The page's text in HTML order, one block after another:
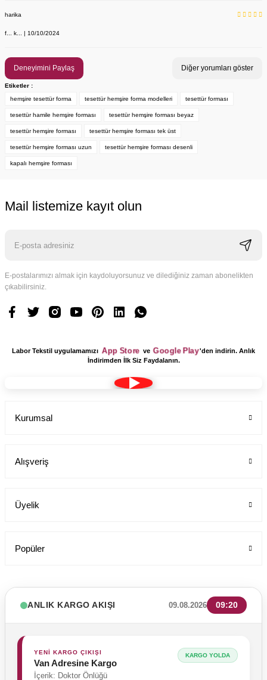
Labor Medikal Tekstil
199,00 TL
harika
f... k... | 10/10/2024
Deneyimini Paylaş Diğer yorumları göster
Etiketler :
hemşire tesettür forma
tesettür hemşire forma modelleri tesettür forması
tesettür hamile hemşire forması tesettür hemşire forması beyaz
tesettür hemşire forması tesettür hemşire forması tek üst
tesettür hemşire forması uzun tesettür hemşire forması desenli
kapalı hemşire forması
Mail listemize kayıt olun
E-postalarımızı almak için kaydoluyorsunuz ve dilediğiniz zaman abonelikten
çıkabilirsiniz.
Labor Tekstil uygulamamızı App Store ve Google Play 'den indirin. Anlık
İndirimden İlk Siz Faydalanın.
Kurumsal
Alışveriş
Üyelik
Popüler
ANLIK KARGO AKIŞI 09.08.2026 09:20
YENİ KARGO ÇIKIŞI
Van Adresine Kargo
İçerik: Doktor Önlüğü
KARGO YOLDA